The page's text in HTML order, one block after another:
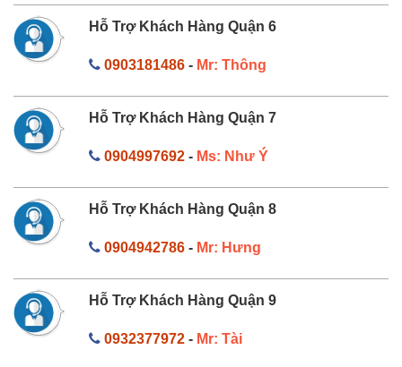
Hỗ Trợ Khách Hàng Quận 6
0903181486- Mr: Thông
Hỗ Trợ Khách Hàng Quận 7
0904997692- Ms: Như Ý
Hỗ Trợ Khách Hàng Quận 8
0904942786- Mr: Hưng
Hỗ Trợ Khách Hàng Quận 9
0932377972- Mr: Tài